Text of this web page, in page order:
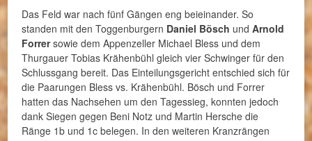
Das Feld war nach fünf Gängen eng beieinander. So
standen mit den Toggenburgern Daniel Bösch undArnold
Forrersowie dem Appenzeller Michael Bless und dem
Thurgauer Tobias Krähenbühl gleich vier Schwinger für den
Schlussgang bereit. Das Einteilungsgericht entschied sich für
die Paarungen Bless vs. Krähenbühl. Bösch und Forrer
hatten das Nachsehen um den Tagessieg, konnten jedoch
dank Siegen gegen Beni Notz und Martin Hersche die
Ränge 1b und 1c belegen. In den weiteren Kranzrängen